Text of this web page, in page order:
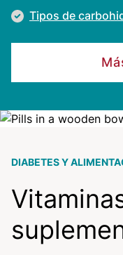
Tipos de
DIABETES Y
Image